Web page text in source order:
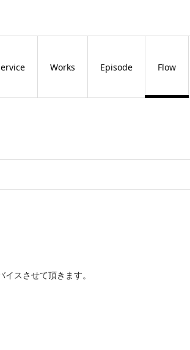
Works Episode Flow
スさせて頂きます。